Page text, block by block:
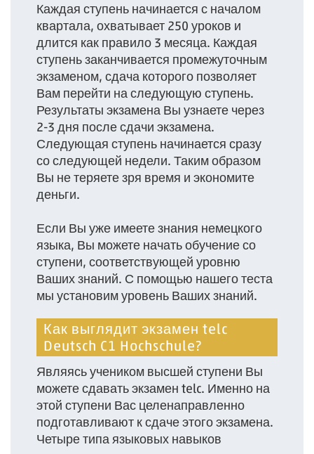
Каждая ступень начинается с началом
квартала, охватывает 250 уроков и
длится как правило 3 месяца. Каждая
ступень заканчивается промежуточным
экзаменом, сдача которого позволяет
Вам перейти на следующую ступень.
Результаты экзамена Вы узнаете через
2-3 дня после сдачи экзамена.
Следующая ступень начинается сразу
со следующей недели. Таким образом
Вы не теряете зря время и экономите
деньги.
Если Вы уже имеете знания немецкого
языка, Вы можете начать обучение со
ступени, соответствующей уровню
Ваших знаний. С помощью нашего теста
мы установим уровень Ваших знаний.
Как выглядит экзамен telc
Deutsch C1 Hochschule?
Являясь учеником высшей ступени Вы
можете сдавать экзамен telc. Именно на
этой ступени Вас целенаправленно
подготавливают к сдаче этого экзамена.
Четыре типа языковых навыков